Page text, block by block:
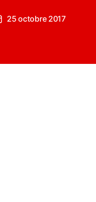
25 octobre 2017